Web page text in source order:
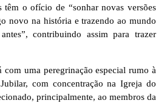
têm o ofício de “sonhar novas versões
novo na história e trazendo ao mundo
contribuindo assim para trazer
com uma peregrinação especial rumo à
com concentração na Igreja do
principalmente, ao membros da